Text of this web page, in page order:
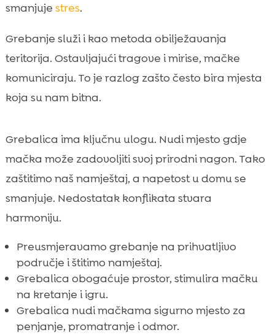
smanjuje stres.
Grebanje služi i kao metoda obilježavanja
teritorija. Ostavljajući tragove i mirise, mačke
komuniciraju. To je razlog zašto često bira mjesta
koja su nam bitna.
Grebalica ima ključnu ulogu. Nudi mjesto gdje
mačka može zadovoljiti svoj prirodni nagon. Tako
zaštitimo naš namještaj, a napetost u domu se
smanjuje. Nedostatak konflikata stvara
harmoniju.
Preusmjeravamo grebanje na prihvatljivo
područje i štitimo namještaj.
Grebalica obogaćuje prostor, stimulira mačku
na kretanje i igru.
Grebalica nudi mačkama sigurno mjesto za
penjanje, promatranje i odmor.